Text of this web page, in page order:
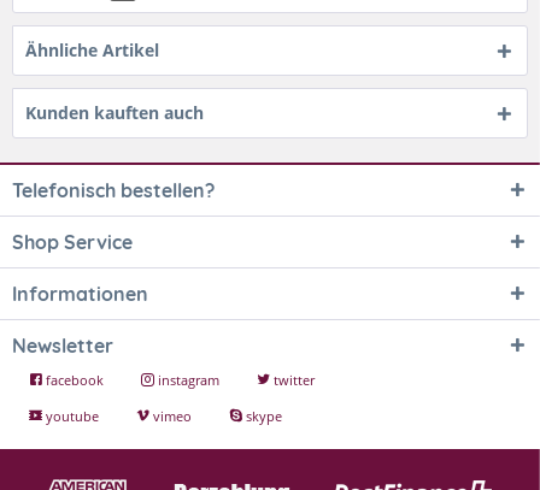
Ähnliche Artikel
Kunden kauften auch
Telefonisch bestellen?
Shop Service
Informationen
Newsletter
facebook instagram
twitter
youtube
vimeo skype